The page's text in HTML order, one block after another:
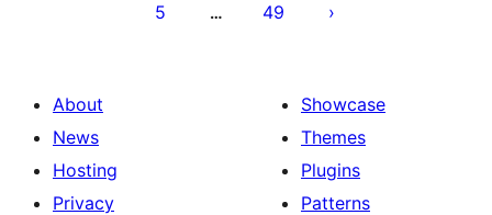
5 … 49
About
News
Hosting
Privacy
Showcase
Themes
Plugins
Patterns